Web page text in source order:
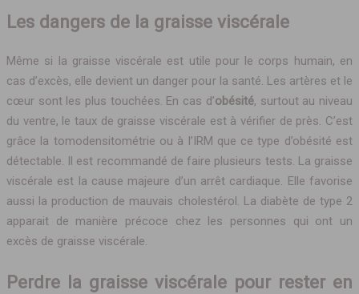
Les dangers de la graisse viscérale
Même si la graisse viscérale est utile pour le corps humain, en
cas d’excès, elle devient un danger pour la santé. Les artères et le
cœur sont les plus touchées. En cas d’obésité, surtout au niveau
du ventre, le taux de graisse viscérale est à vérifier de près. C’est
grâce la tomodensitométrie ou à l’IRM que ce type d’obésité est
détectable. Il est recommandé de faire plusieurs tests. La graisse
viscérale est la cause majeure d’un arrêt cardiaque. Elle favorise
aussi la production de mauvais cholestérol. La diabète de type 2
apparait de manière précoce chez les personnes qui ont un
excès de graisse viscérale.
Perdre la graisse viscérale pour rester en